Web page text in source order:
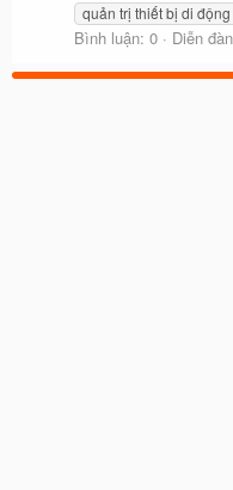
quản trị thiết bị di động
Bình luận: 0 Diễn